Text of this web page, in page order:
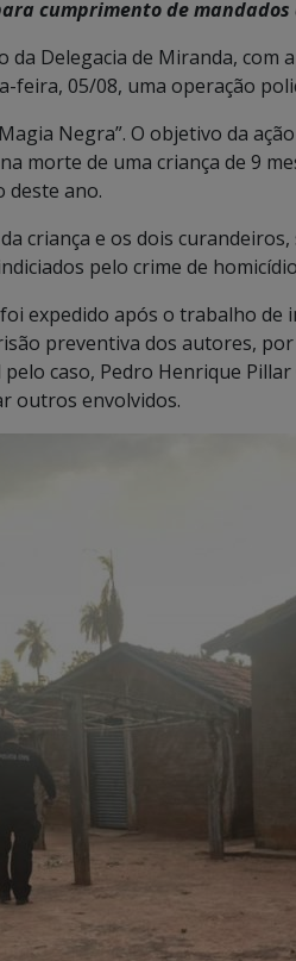
cumprimento de mandados
da Delegacia de Miranda, com
feira, 05/08, uma operação
Negra”. O objetivo da
morte de uma criança de 9
deste ano.
criança e os dois curandeiros,
pelo crime de
expedido após o trabalho de
preventiva dos autores,
caso, Pedro Henrique
outros envolvidos.